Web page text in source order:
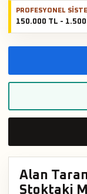
PROFESYONEL
150.000 TL -
Alan
Stoktaki